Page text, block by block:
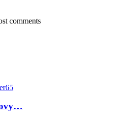
comments